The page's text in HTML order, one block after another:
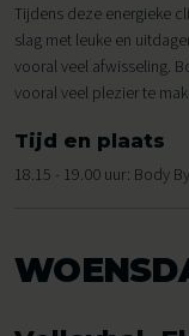
Tijdens deze energieke
slag met leuke en
vooral veel afwisseling.
vooral veel plezier te
Tijd en plaats
18.15 - 19.00 uur: Body